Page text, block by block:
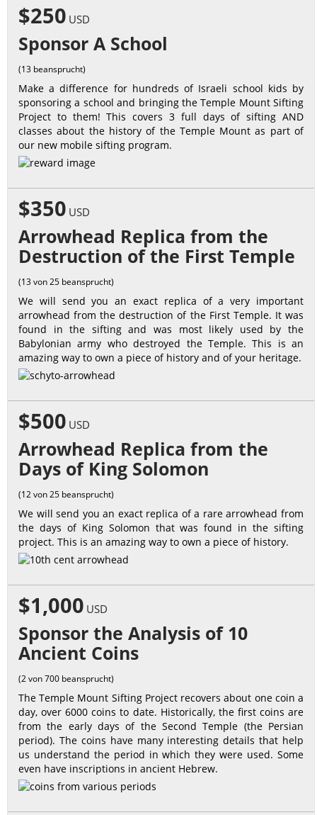
$250 USD
Sponsor A School
(13 beansprucht)
Make a difference for hundreds of Israeli school kids by
sponsoring a school and bringing the Temple Mount Sifting
Project to them! This covers 3 full days of sifting AND
classes about the history of the Temple Mount as part of
our new mobile sifting program.
$350 USD
Arrowhead Replica from the
Destruction of the First Temple
(13 von 25 beansprucht)
We will send you an exact replica of a very important
arrowhead from the destruction of the First Temple. It was
found in the sifting and was most likely used by the
Babylonian army who destroyed the Temple. This is an
amazing way to own a piece of history and of your heritage.
$500 USD
Arrowhead Replica from the
Days of King Solomon
(12 von 25 beansprucht)
We will send you an exact replica of a rare arrowhead from
the days of King Solomon that was found in the sifting
project. This is an amazing way to own a piece of history.
$1,000 USD
Sponsor the Analysis of 10
Ancient Coins
(2 von 700 beansprucht)
The Temple Mount Sifting Project recovers about one coin a
day, over 6000 coins to date. Historically, the first coins are
from the early days of the Second Temple (the Persian
period). The coins have many interesting details that help
us understand the period in which they were used. Some
even have inscriptions in ancient Hebrew.